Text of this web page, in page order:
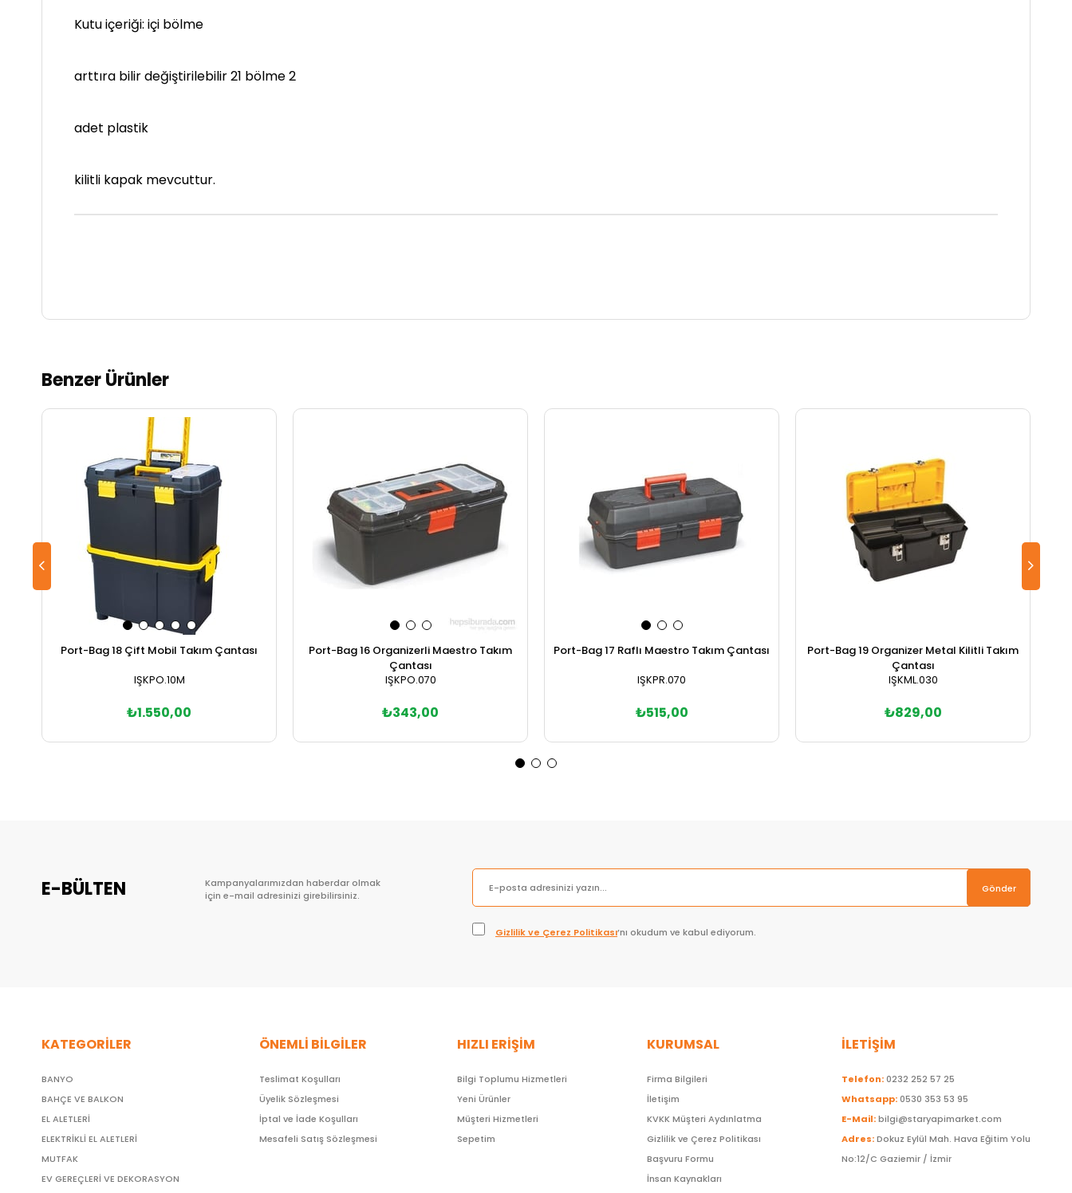
Kutu içeriği: içi bölme
arttıra bilir değiştirilebilir 21 bölme 2
adet plastik
kilitli kapak mevcuttur.
Benzer Ürünler
Port-Bag 18 Çift Mobil Takım Çantası
IŞKPO.10M
₺1.550,00
Port-Bag 16 Organizerli Maestro Takım
Çantası
IŞKPO.070
₺343,00
Port-Bag 17 Raflı Maestro Takım Çantası
IŞKPR.070
₺515,00
Port-Bag 19 Organizer Metal Kilitli Takım
Çantası
IŞKML.030
₺829,00
E-BÜLTEN
Kampanyalarımızdan haberdar olmak
için e-mail adresinizi girebilirsiniz.
Gönder
Gizlilik ve Çerez Politikası’nı okudum ve kabul ediyorum.
KATEGORİLER
BANYO
BAHÇE VE BALKON
EL ALETLERİ
ELEKTRİKLİ EL ALETLERİ
MUTFAK
EV GEREÇLERİ VE DEKORASYON
ÖNEMLİ BİLGİLER
Teslimat Koşulları
Üyelik Sözleşmesi
İptal ve İade Koşulları
Mesafeli Satış Sözleşmesi
HIZLI ERİŞİM
Bilgi Toplumu Hizmetleri
Yeni Ürünler
Müşteri Hizmetleri
Sepetim
KURUMSAL
Firma Bilgileri
İletişim
KVKK Müşteri Aydınlatma
Gizlilik ve Çerez Politikası
Başvuru Formu
İnsan Kaynakları
İLETİŞİM
Telefon:0232 252 57 25
Whatsapp:0530 353 53 95
E-Mail:bilgi@staryapimarket.com
Adres:Dokuz Eylül Mah. Hava Eğitim Yolu
No:12/C Gaziemir / İzmir